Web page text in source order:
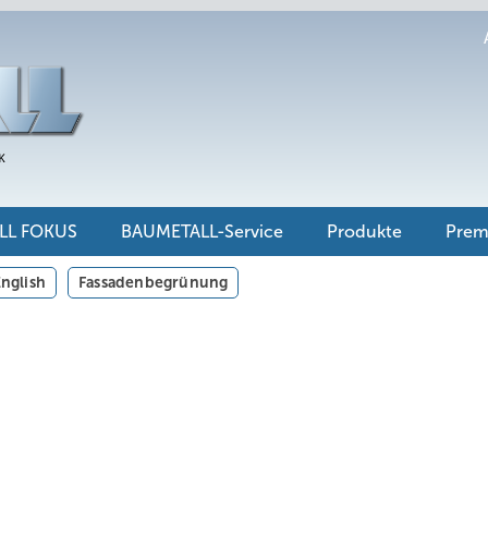
FOKUS BAUMETALL-Service Produkte
Fassadenbegrünung